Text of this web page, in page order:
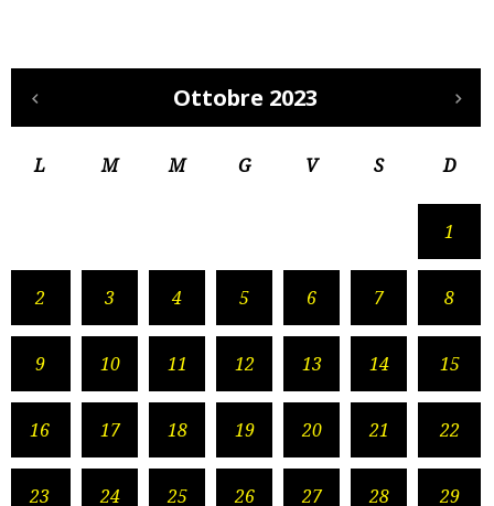
Ottobre 2023
L M M G V S D
1
2 3 4 5 6 7 8
9 10 11 12 13 14 15
16 17 18 19 20 21 22
23 24 25 26 27 28 29